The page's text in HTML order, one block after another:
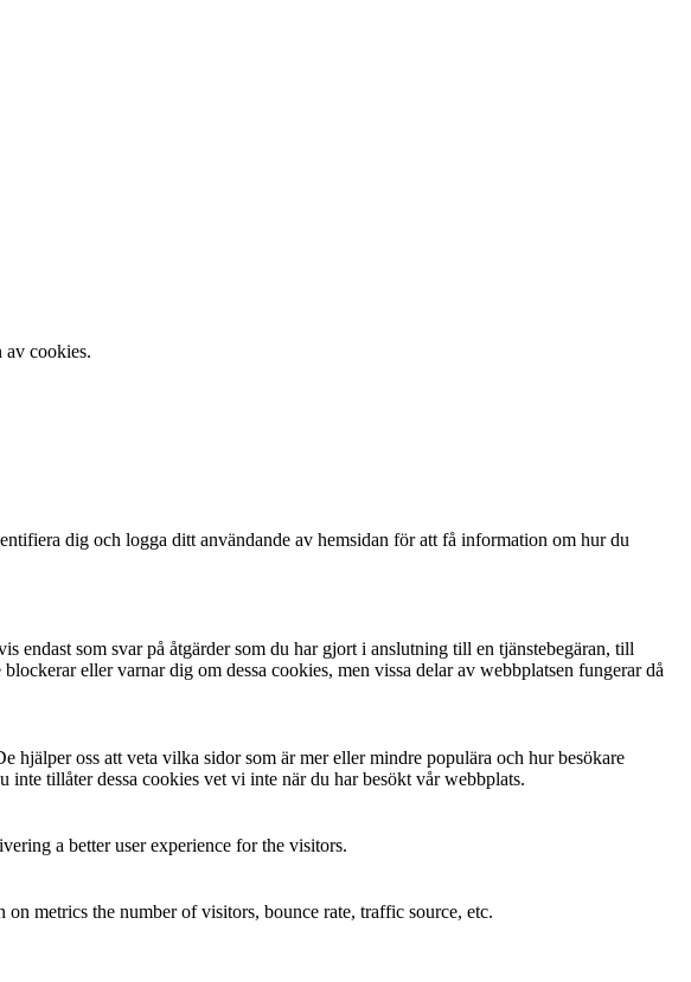
av cookies.
dig och logga ditt användande av hemsidan för att få information om hur du
endast som svar på åtgärder som du har gjort i anslutning till en tjänstebegäran, till
eller varnar dig om dessa cookies, men vissa delar av webbplatsen fungerar då
hjälper oss att veta vilka sidor som är mer eller mindre populära och hur besökare
tillåter dessa cookies vet vi inte när du har besökt vår webbplats.
a better user experience for the visitors.
metrics the number of visitors, bounce rate, traffic source, etc.